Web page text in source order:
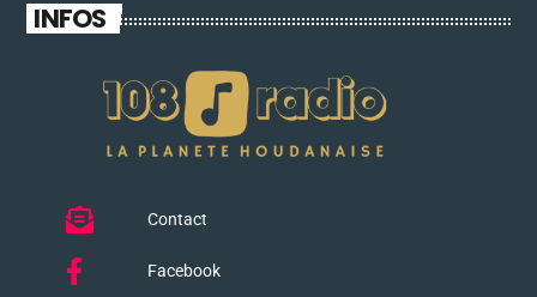
INFOS
Contact
Facebook